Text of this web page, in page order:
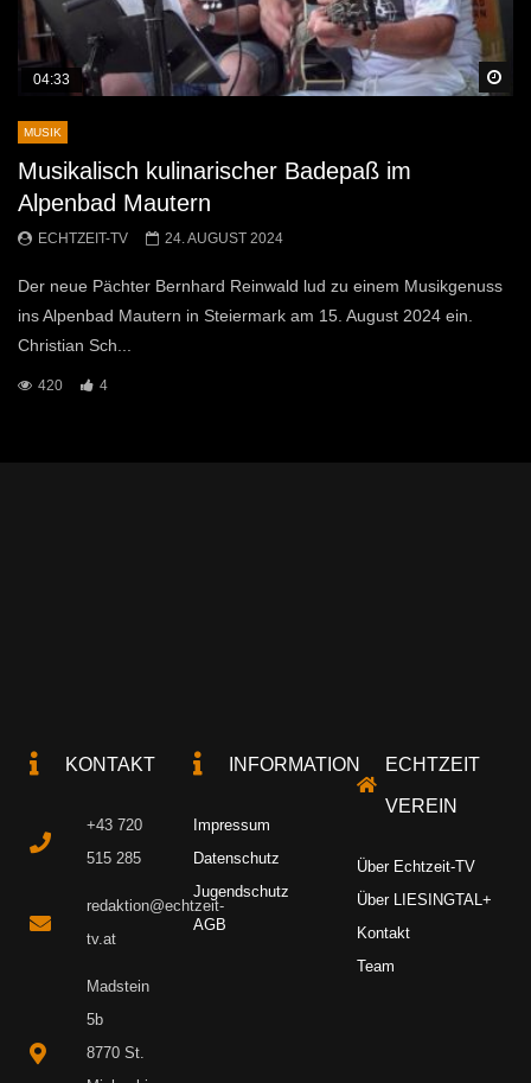
04:33
MUSIK
Musikalisch kulinarischer Badepaß im
Alpenbad Mautern
ECHTZEIT-TV 24. AUGUST 2024
Der neue Pächter Bernhard Reinwald lud zu einem Musikgenuss
ins Alpenbad Mautern in Steiermark am 15. August 2024 ein.
Christian Sch...
420 4
KONTAKT
+43 720
515 285
redaktion@echtzeit-
tv.at
Madstein
5b
8770 St.
INFORMATION
Impressum
Datenschutz
Jugendschutz
AGB
ECHTZEIT
VEREIN
Über Echtzeit-TV
Über LIESINGTAL+
Kontakt
Team